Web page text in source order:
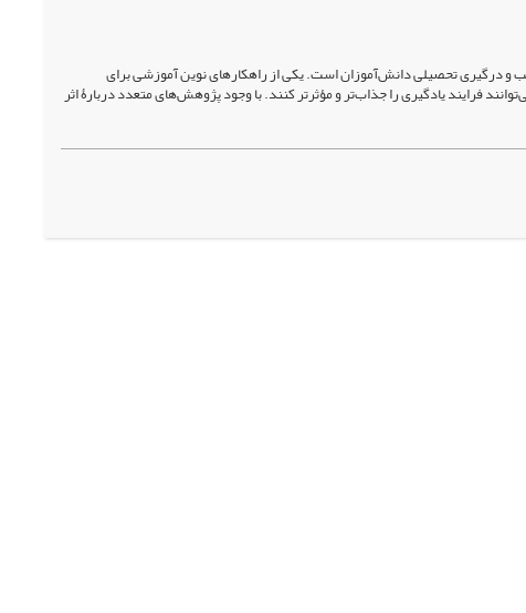
و درگیری تحصیلی دانش‌آموزان است. یکی از راهکارهای نوین آموزشی برای
فرایند یادگیری را جذاب‌تر و مؤثرتر کنند. با وجود پژوهش‌های متعدد دربارۀ اثر